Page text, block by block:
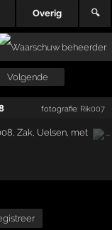
Overig 🔍
Volgende
fotografie: Rik007